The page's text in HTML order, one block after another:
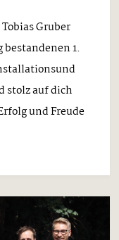
Gruber
1.
stolz auf dich
und Freude